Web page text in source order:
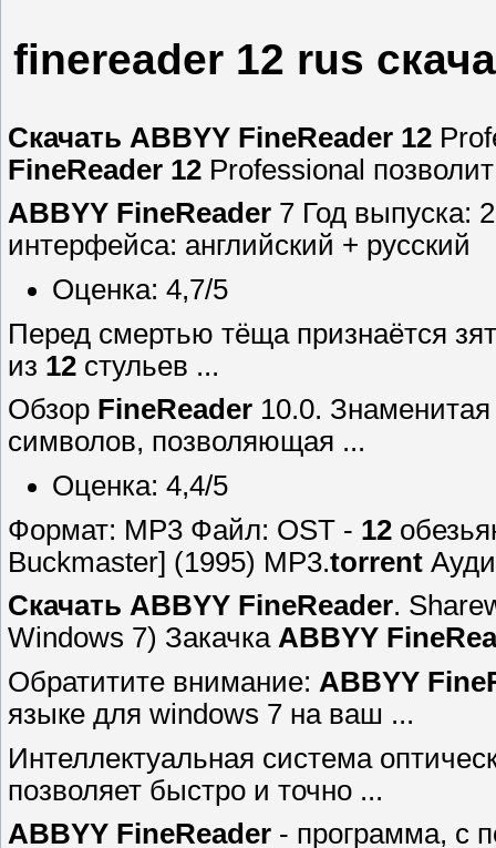
finereader 12 rus
Скачать ABBYY FineReader 12
FineReader 12 Professional
ABBYY FineReader 7 Год выпуска:
интерфейса: английский + русский
Оценка: 4,7/5
Перед смертью тёща признаётся
из 12 стульев ...
Обзор FineReader 10.0.
символов, позволяющая ...
Оценка: 4,4/5
Формат: MP3 Файл: OST - 12
Buckmaster] (1995) MP3.torrent
Скачать ABBYY FineReader.
Windows 7) Закачка ABBYY
Обратитите внимание: ABBYY
языке для windows 7 на ваш ...
Интеллектуальная система
позволяет быстро и точно ...
ABBYY FineReader - программа, с